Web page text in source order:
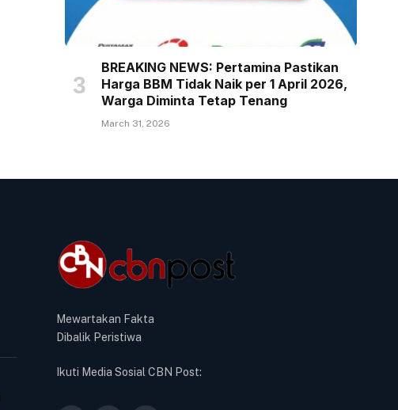
BREAKING NEWS: Pertamina Pastikan
Harga BBM Tidak Naik per 1 April 2026,
Warga Diminta Tetap Tenang
March 31, 2026
Mewartakan Fakta
Dibalik Peristiwa
Ikuti Media Sosial CBN Post: